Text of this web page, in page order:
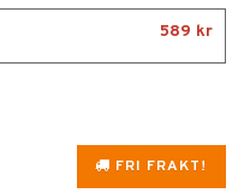
589 kr
FRI FRAKT!